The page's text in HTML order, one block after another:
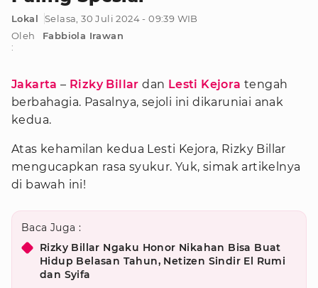
Lokal
Selasa, 30 Juli 2024 - 09:39 WIB
Oleh
:
Fabbiola Irawan
Jakarta – Rizky Billar dan Lesti Kejora tengah
berbahagia. Pasalnya, sejoli ini dikaruniai anak
kedua.
Atas kehamilan kedua Lesti Kejora, Rizky Billar
mengucapkan rasa syukur. Yuk, simak artikelnya
di bawah ini!
Baca Juga :
Rizky Billar Ngaku Honor Nikahan Bisa Buat
Hidup Belasan Tahun, Netizen Sindir El Rumi
dan Syifa